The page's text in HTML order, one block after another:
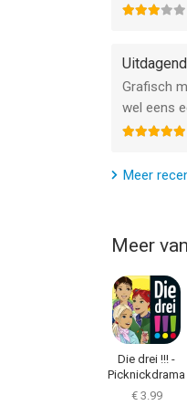
Uitdagend
Grafisch
wel eens
Meer
Meer
Die drei !!! -
Picknickdrama
€ 3.99